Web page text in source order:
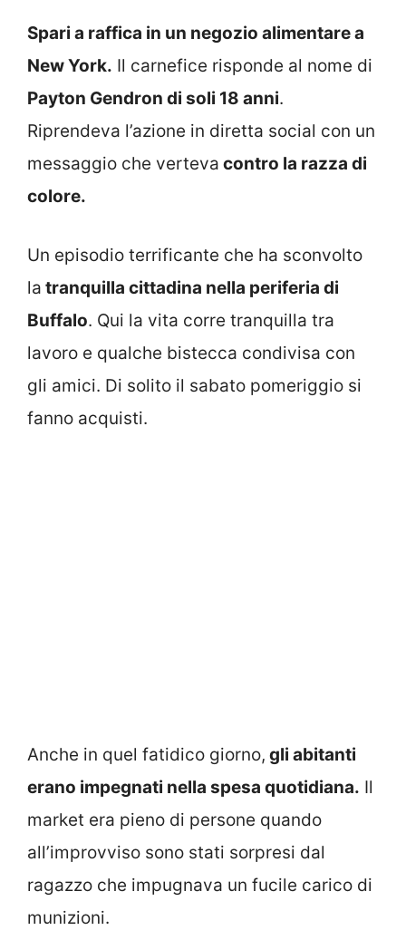
Spari a raffica in un negozio alimentare a
New York. Il carnefice risponde al nome di
Payton Gendron di soli 18 anni.
Riprendeva l’azione in diretta social con un
messaggio che verteva contro la razza di
colore.
Un episodio terrificante che ha sconvolto
la tranquilla cittadina nella periferia di
Buffalo. Qui la vita corre tranquilla tra
lavoro e qualche bistecca condivisa con
gli amici. Di solito il sabato pomeriggio si
fanno acquisti.
Anche in quel fatidico giorno, gli abitanti
erano impegnati nella spesa quotidiana. Il
market era pieno di persone quando
all’improvviso sono stati sorpresi dal
ragazzo che impugnava un fucile carico di
munizioni.